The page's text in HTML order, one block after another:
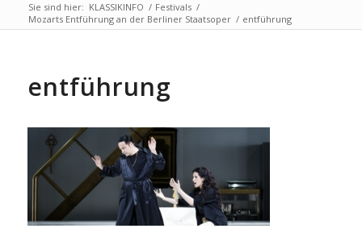
Sie sind hier: KLASSIKINFO / Festivals /
Mozarts Entführung an der Berliner Staatsoper / entführung
entführung